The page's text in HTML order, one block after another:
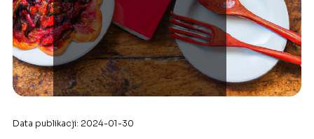
Data publikacji: 2024-01-30